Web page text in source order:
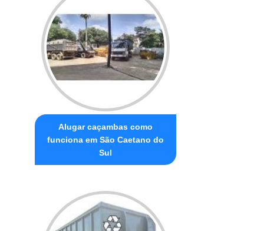
Alugar caçambas como
funciona em São Caetano do
Sul